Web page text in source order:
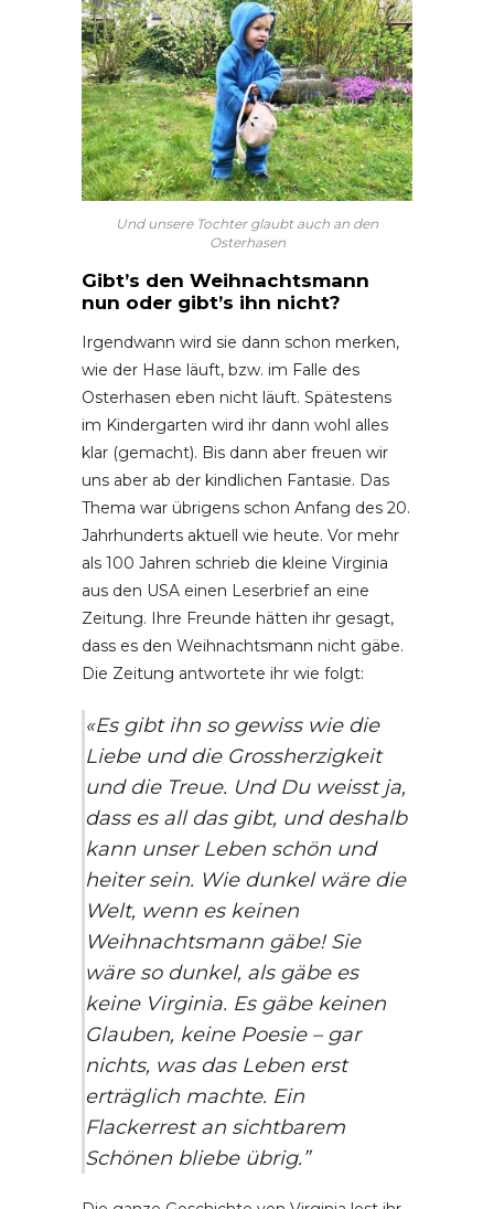
Und unsere Tochter glaubt auch an den
Osterhasen
Gibt’s den Weihnachtsmann
nun oder gibt’s ihn nicht?
Irgendwann wird sie dann schon merken,
wie der Hase läuft, bzw. im Falle des
Osterhasen eben nicht läuft. Spätestens
im Kindergarten wird ihr dann wohl alles
klar (gemacht). Bis dann aber freuen wir
uns aber ab der kindlichen Fantasie. Das
Thema war übrigens schon Anfang des 20.
Jahrhunderts aktuell wie heute. Vor mehr
als 100 Jahren schrieb die kleine Virginia
aus den USA einen Leserbrief an eine
Zeitung. Ihre Freunde hätten ihr gesagt,
dass es den Weihnachtsmann nicht gäbe.
Die Zeitung antwortete ihr wie folgt:
«Es gibt ihn so gewiss wie die
Liebe und die Grossherzigkeit
und die Treue. Und Du weisst ja,
dass es all das gibt, und deshalb
kann unser Leben schön und
heiter sein. Wie dunkel wäre die
Welt, wenn es keinen
Weihnachtsmann gäbe! Sie
wäre so dunkel, als gäbe es
keine Virginia. Es gäbe keinen
Glauben, keine Poesie – gar
nichts, was das Leben erst
erträglich machte. Ein
Flackerrest an sichtbarem
Schönen bliebe übrig.”